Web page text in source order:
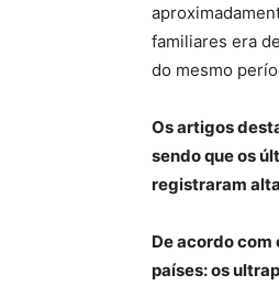
familiares era
do mesmo
Os artigos
sendo que os
registraram
De acordo
países: os